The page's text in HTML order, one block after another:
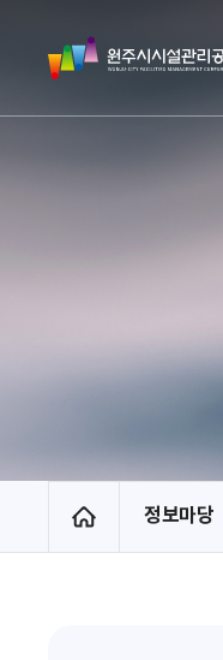
원
주
시
관
단
홈 정보마당